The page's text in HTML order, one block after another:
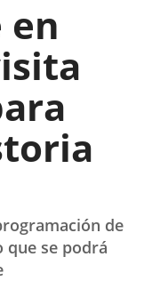
en
de
que se podrá